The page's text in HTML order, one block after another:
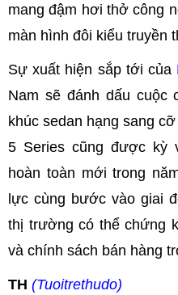
mang đậm hơi thở công
màn hình đôi kiểu truyền
Sự xuất hiện sắp tới của
Nam sẽ đánh dấu cuộc
khúc sedan hạng sang
5 Series cũng được kỳ
hoàn toàn mới trong
lực cùng bước vào giai
thị trường có thể chứng
và chính sách bán hàng
TH (Tuoitrethudo)